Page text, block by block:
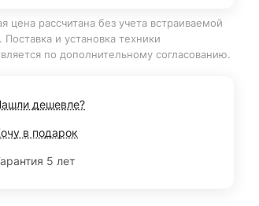
цена рассчитана без учета встраиваемой
Поставка и установка техники
по дополнительному согласованию.
дешевле?
в подарок
5 лет